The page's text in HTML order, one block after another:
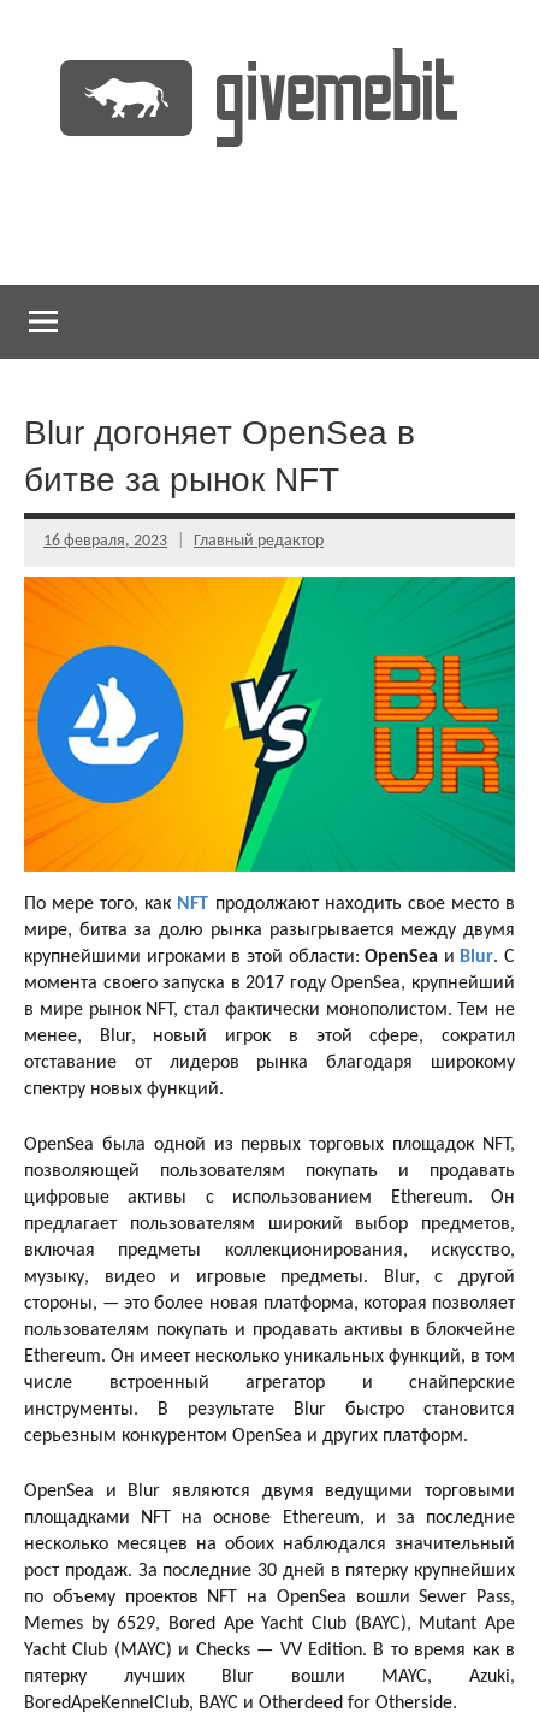
содержимому
Blur догоняет OpenSea в
битве за рынок NFT
16 февраля, 2023 Главный редактор
По мере того, как NFT продолжают находить свое место в
мире, битва за долю рынка разыгрывается между двумя
крупнейшими игроками в этой области:OpenSea и Blur. С
момента своего запуска в 2017 году OpenSea, крупнейший
в мире рынок NFT, стал фактически монополистом. Тем не
менее, Blur, новый игрок в этой сфере, сократил
отставание от лидеров рынка благодаря широкому
спектру новых функций.
OpenSea была одной из первых торговых площадок NFT,
позволяющей пользователям покупать и продавать
цифровые активы с использованием Ethereum. Он
предлагает пользователям широкий выбор предметов,
включая предметы коллекционирования, искусство,
музыку, видео и игровые предметы. Blur, с другой
стороны, — это более новая платформа, которая позволяет
пользователям покупать и продавать активы в блокчейне
Ethereum. Он имеет несколько уникальных функций, в том
числе встроенный агрегатор и снайперские
инструменты. В результате Blur быстро становится
серьезным конкурентом OpenSea и других платформ.
OpenSea и Blur являются двумя ведущими торговыми
площадками NFT на основе Ethereum, и за последние
несколько месяцев на обоих наблюдался значительный
рост продаж. За последние 30 дней в пятерку крупнейших
по объему проектов NFT на OpenSea вошли Sewer Pass,
Memes by 6529, Bored Ape Yacht Club (BAYC), Mutant Ape
Yacht Club (MAYC) и Checks — VV Edition. В то время как в
пятерку лучших Blur вошли MAYC, Azuki,
BoredApeKennelClub, BAYC и Otherdeed for Otherside.